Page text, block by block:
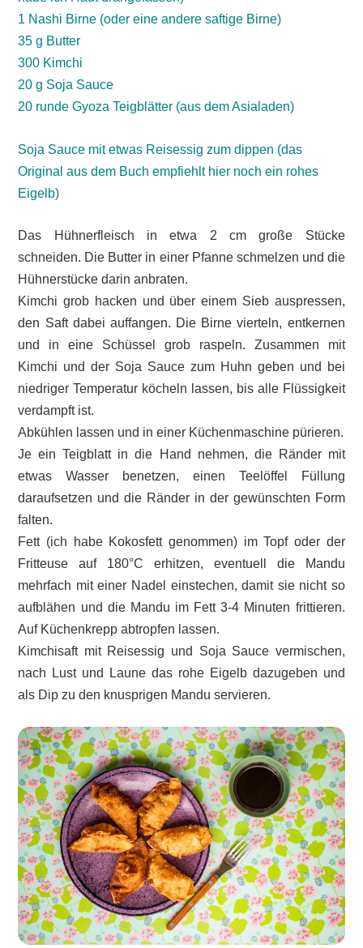
1 Nashi Birne (oder eine andere saftige Birne)
35 g Butter
300 Kimchi
20 g Soja Sauce
20 runde Gyoza Teigblätter (aus dem Asialaden)
Soja Sauce mit etwas Reisessig zum dippen (das
Original aus dem Buch empfiehlt hier noch ein rohes
Eigelb)
Das Hühnerfleisch in etwa 2 cm große Stücke
schneiden. Die Butter in einer Pfanne schmelzen und die
Hühnerstücke darin anbraten.
Kimchi grob hacken und über einem Sieb auspressen,
den Saft dabei auffangen. Die Birne vierteln, entkernen
und in eine Schüssel grob raspeln. Zusammen mit
Kimchi und der Soja Sauce zum Huhn geben und bei
niedriger Temperatur köcheln lassen, bis alle Flüssigkeit
verdampft ist.
Abkühlen lassen und in einer Küchenmaschine pürieren.
Je ein Teigblatt in die Hand nehmen, die Ränder mit
etwas Wasser benetzen, einen Teelöffel Füllung
daraufsetzen und die Ränder in der gewünschten Form
falten.
Fett (ich habe Kokosfett genommen) im Topf oder der
Fritteuse auf 180°C erhitzen, eventuell die Mandu
mehrfach mit einer Nadel einstechen, damit sie nicht so
aufblähen und die Mandu im Fett 3-4 Minuten frittieren.
Auf Küchenkrepp abtropfen lassen.
Kimchisaft mit Reisessig und Soja Sauce vermischen,
nach Lust und Laune das rohe Eigelb dazugeben und
als Dip zu den knusprigen Mandu servieren.